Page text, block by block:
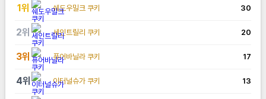
1위 쉐도우밀크 쿠키 30
2위 세인트릴리 쿠키 20
3위 퓨어바닐라 쿠키 17
4위 이터널슈가 쿠키 13